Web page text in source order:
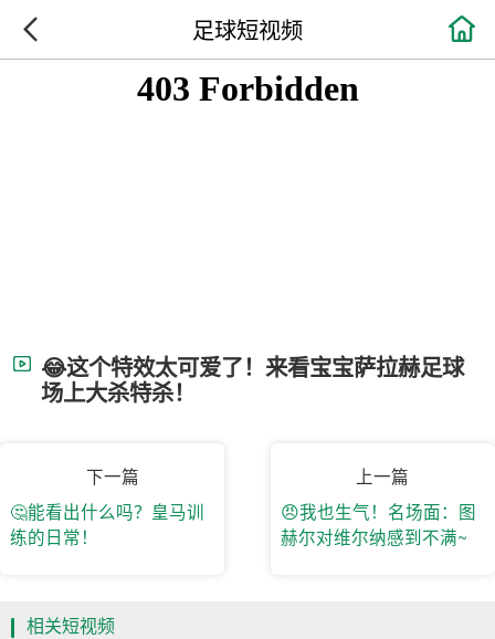
 足球短视频
😂这个特效太可爱了！来看宝宝萨拉赫足球
场上大杀特杀！
下一篇
🤔能看出什么吗？皇马训
练的日常！
上一篇
😠我也生气！名场面：图
赫尔对维尔纳感到不满~
相关短视频